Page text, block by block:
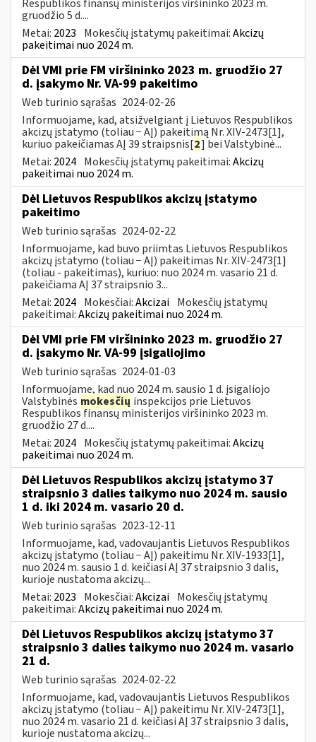
Respublikos finansų ministerijos viršininko 2023 m.
gruodžio 5 d....
Metai: 2023 Mokesčių įstatymų pakeitimai:Akcizų
pakeitimai nuo 2024 m.
Dėl VMI prie FM viršininko 2023 m. gruodžio 27
d. įsakymo Nr. VA-99 pakeitimo
Web turinio sąrašas 2024-02-26
Informuojame, kad, atsižvelgiant į Lietuvos Respublikos
akcizų įstatymo (toliau − AĮ) pakeitimą Nr. XIV-2473[1],
kuriuo pakeičiamas AĮ 39 straipsnis[2] bei Valstybinė...
Metai: 2024 Mokesčių įstatymų pakeitimai:Akcizų
pakeitimai nuo 2024 m.
Dėl Lietuvos Respublikos akcizų įstatymo
pakeitimo
Web turinio sąrašas 2024-02-22
Informuojame, kad buvo priimtas Lietuvos Respublikos
akcizų įstatymo (toliau − AĮ) pakeitimas Nr. XIV-2473[1]
(toliau - pakeitimas), kuriuo: nuo 2024 m. vasario 21 d.
pakeičiama AĮ 37 straipsnio 3...
Metai: 2024 Mokesčiai:Akcizai Mokesčių įstatymų
pakeitimai:Akcizų pakeitimai nuo 2024 m.
Dėl VMI prie FM viršininko 2023 m. gruodžio 27
d. įsakymo Nr. VA-99 įsigaliojimo
Web turinio sąrašas 2024-01-03
Informuojame, kad nuo 2024 m. sausio 1 d. įsigaliojo
Valstybinės mokesčių inspekcijos prie Lietuvos
Respublikos finansų ministerijos viršininko 2023 m.
gruodžio 27 d....
Metai: 2024 Mokesčių įstatymų pakeitimai:Akcizų
pakeitimai nuo 2024 m.
Dėl Lietuvos Respublikos akcizų įstatymo 37
straipsnio 3 dalies taikymo nuo 2024 m. sausio
1 d. iki 2024 m. vasario 20 d.
Web turinio sąrašas 2023-12-11
Informuojame, kad, vadovaujantis Lietuvos Respublikos
akcizų įstatymo (toliau − AĮ) pakeitimu Nr. XIV-1933[1],
nuo 2024 m. sausio 1 d. keičiasi AĮ 37 straipsnio 3 dalis,
kurioje nustatoma akcizų...
Metai: 2023 Mokesčiai:Akcizai Mokesčių įstatymų
pakeitimai:Akcizų pakeitimai nuo 2024 m.
Dėl Lietuvos Respublikos akcizų įstatymo 37
straipsnio 3 dalies taikymo nuo 2024 m. vasario
21 d.
Web turinio sąrašas 2024-02-22
Informuojame, kad, vadovaujantis Lietuvos Respublikos
akcizų įstatymo (toliau − AĮ) pakeitimu Nr. XIV-2473[1],
nuo 2024 m. vasario 21 d. keičiasi AĮ 37 straipsnio 3 dalis,
kurioje nustatoma akcizų...